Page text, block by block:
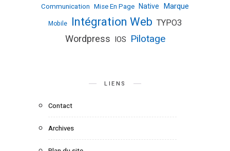
Communication Mise En Page Native Marque
Mobile Intégration Web TYPO3
Wordpress IOS Pilotage
LIENS
Contact
Archives